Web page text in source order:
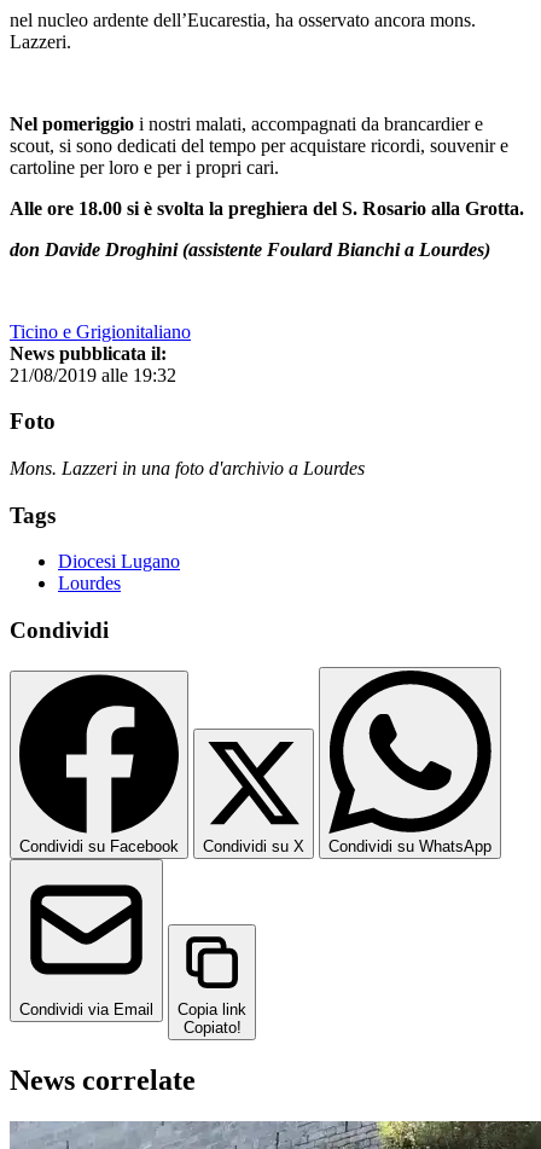
nel nucleo ardente dell’Eucarestia, ha osservato ancora mons.
Lazzeri.
Nel pomeriggio i nostri malati, accompagnati da brancardier e
scout, si sono dedicati del tempo per acquistare ricordi, souvenir e
cartoline per loro e per i propri cari.
Alle ore 18.00 si è svolta la preghiera del S. Rosario alla Grotta.
don Davide Droghini (assistente Foulard Bianchi a Lourdes)
Ticino e Grigionitaliano
News pubblicata il:
21/08/2019 alle 19:32
Foto
Mons. Lazzeri in una foto d'archivio a Lourdes
Tags
Diocesi Lugano
Lourdes
Condividi
Condividi su Facebook Condividi su X Condividi su WhatsApp
Condividi via Email
Copia link
Copiato!
News correlate